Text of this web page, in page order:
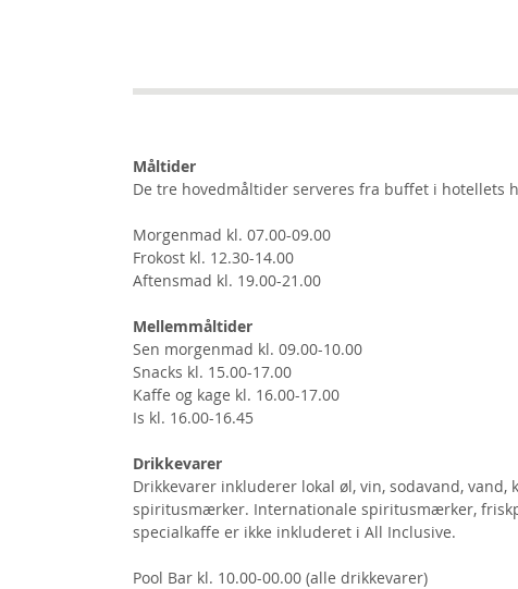
Måltider
De tre hovedmåltider serveres fra buffet i hotellets
Morgenmad kl. 07.00-09.00
Frokost kl. 12.30-14.00
Aftensmad kl. 19.00-21.00
Mellemmåltider
Sen morgenmad kl. 09.00-10.00
Snacks kl. 15.00-17.00
Kaffe og kage kl. 16.00-17.00
Is kl. 16.00-16.45
Drikkevarer
Drikkevarer inkluderer lokal øl, vin, sodavand, vand,
spiritusmærker. Internationale spiritusmærker,
specialkaffe er ikke inkluderet i All Inclusive.
Pool Bar kl. 10.00-00.00 (alle drikkevarer)